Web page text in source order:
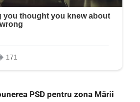
PSD pentru zona Mării